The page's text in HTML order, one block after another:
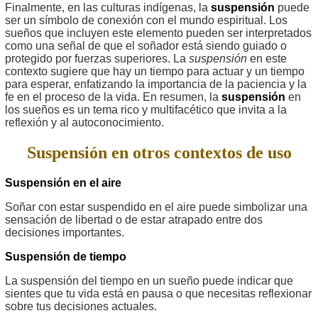
Finalmente, en las culturas indígenas, la suspensión puede
ser un símbolo de conexión con el mundo espiritual. Los
sueños que incluyen este elemento pueden ser interpretados
como una señal de que el soñador está siendo guiado o
protegido por fuerzas superiores. La suspensión en este
contexto sugiere que hay un tiempo para actuar y un tiempo
para esperar, enfatizando la importancia de la paciencia y la
fe en el proceso de la vida. En resumen, la suspensión en
los sueños es un tema rico y multifacético que invita a la
reflexión y al autoconocimiento.
Suspensión en otros contextos de uso
Suspensión en el aire
Soñar con estar suspendido en el aire puede simbolizar una
sensación de libertad o de estar atrapado entre dos
decisiones importantes.
Suspensión de tiempo
La suspensión del tiempo en un sueño puede indicar que
sientes que tu vida está en pausa o que necesitas reflexionar
sobre tus decisiones actuales.